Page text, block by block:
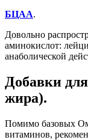
БЦАА.
Довольно
аминокислот:
анаболической
Добавки
жира).
Помимо базовых
витаминов,